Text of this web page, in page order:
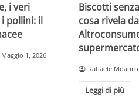
i veri
pollini: il
Maggio 1, 2026
Biscotti
cosa rivela
Raffaele Moauro
Leggi di più